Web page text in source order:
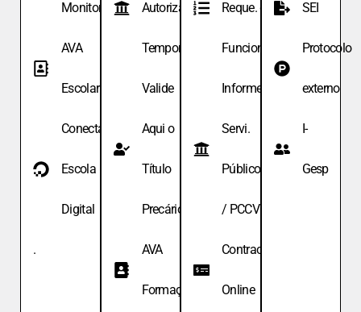
Monitor
AVA
Escolar
Conecta
Escola
Digital
.
Autoriza.
Temporária
Valide
Aqui o
Título
Precário
AVA
Formação
Reque. de
Funcionário
Informe
Servi.
Públicos
/ PCCV
Contracheque
Online
SEI
Protocolo
externo
I-
Gesp